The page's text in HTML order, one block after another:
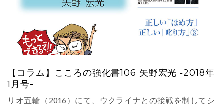
【コラム】こころの強化書106 矢野宏光 ‐2018年
1月号-
リオ五輪（2016）にて、ウクライナとの接戦を制してシ